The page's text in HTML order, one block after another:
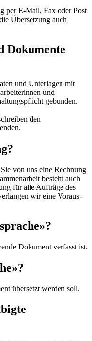
per E-Mail, Fax oder Post
Übersetzung auch
Dokumente
und Unterlagen mit
und
gebunden.
den
von uns eine Rechnung
besteht auch
für alle Aufträge des
wir eine Voraus-
Dokument verfasst ist.
übersetzt werden soll.